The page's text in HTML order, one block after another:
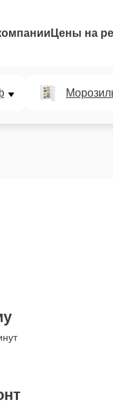
Цены на